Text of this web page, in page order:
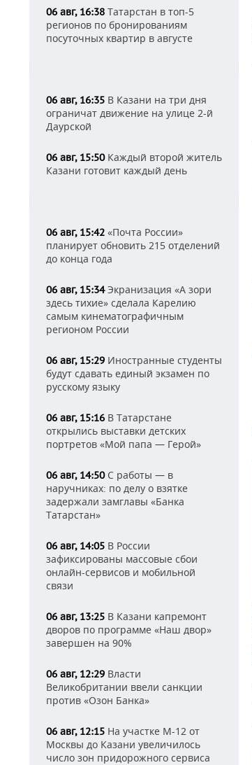
06 авг, 16:38 Татарстан в топ-5
регионов по бронированиям
посуточных квартир в августе
06 авг, 16:35 В Казани на три дня
ограничат движение на улице 2-й
Даурской
06 авг, 15:50Каждый второй житель
Казани готовит каждый день
06 авг, 15:42 «Почта России»
планирует обновить 215 отделений
до конца года
06 авг, 15:34Экранизация «А зори
здесь тихие» сделала Карелию
самым кинематографичным
регионом России
06 авг, 15:29 Иностранные студенты
будут сдавать единый экзамен по
русскому языку
06 авг, 15:16 В Татарстане
открылись выставки детских
портретов «Мой папа — Герой»
06 авг, 14:50С работы — в
наручниках: по делу о взятке
задержали замглавы «Банка
Татарстан»
06 авг, 14:05 В России
зафиксированы массовые сбои
онлайн-сервисов и мобильной
связи
06 авг, 13:25 В Казани капремонт
дворов по программе «Наш двор»
завершен на 90%
06 авг, 12:29 Власти
Великобритании ввели санкции
против «Озон Банка»
06 авг, 12:15 На участке М-12 от
Москвы до Казани увеличилось
число зон придорожного сервиса